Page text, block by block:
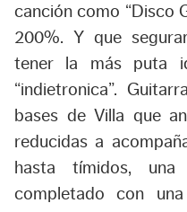
canción como “Disco
200%. Y que
tener la más puta
“indietronica”.
bases de Villa que
reducidas a
hasta tímidos, una
completado con